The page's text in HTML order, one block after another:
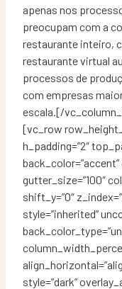
apenas nos
preocupam com a
restaurante inteiro,
restaurante virtual
processos de
com empresas
escala.[/
[vc_row
h_padding=”2″
back_color=”accent”
gutter_size=”100″
shift_y=”0″
style=”inherited”
style=”dark”